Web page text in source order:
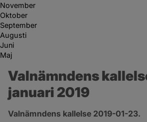
November
Oktober
September
Augusti
Juni
Maj
Valnämndens
januari 2019
Valnämndens kallelse 2019-01-23.